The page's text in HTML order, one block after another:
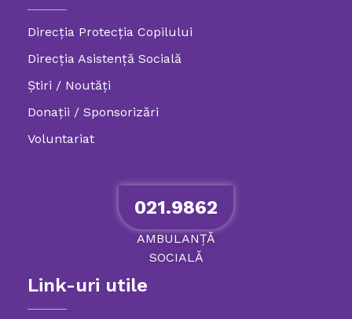
Direcția Protecția Copilului
Direcția Asistență Socială
Știri / Noutăți
Donații / Sponsorizări
Voluntariat
021.9862
AMBULANȚĂ
SOCIALĂ
Link-uri utile